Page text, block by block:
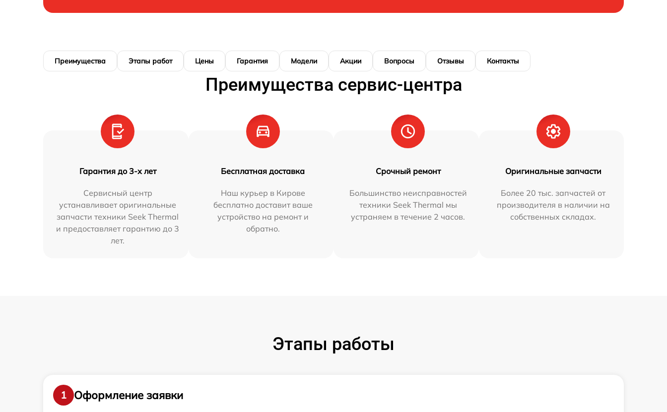
Преимущества Этапы работ Цены Гарантия Модели Акции Вопросы Отзывы Контакты
Преимущества сервис-центра
Гарантия до 3-х лет
Сервисный центр
устанавливает оригинальные
запчасти техники Seek Thermal
и предоставляет гарантию до 3
лет.
Бесплатная доставка
Наш курьер в Кирове
бесплатно доставит ваше
устройство на ремонт и
обратно.
Срочный ремонт
Большинство неисправностей
техники Seek Thermal мы
устраняем в течение 2 часов.
Оригинальные запчасти
Более 20 тыс. запчастей от
производителя в наличии на
собственных складах.
Этапы работы
1
Оформление заявки